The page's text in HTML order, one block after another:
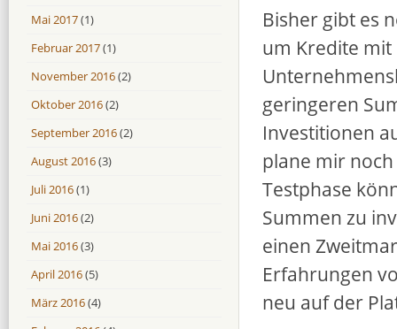
Bisher gibt es
um Kredite
geringeren
Investitionen
plane mir
Testphase
Summen zu
einen
Erfahrungen
neu auf der
Mai 2017(1)
Februar 2017(1)
November 2016(2)
Oktober 2016(2)
September 2016(2)
August 2016(3)
Juli 2016(1)
Juni 2016(2)
Mai 2016(3)
April 2016(5)
März 2016(4)